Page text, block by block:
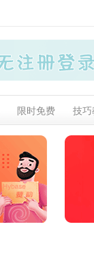
限时免费 技